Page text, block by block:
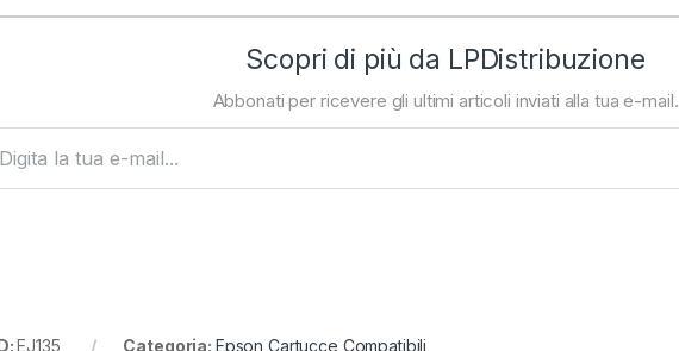
Scopri di più da LPDistribuzione
Abbonati per ricevere gli ultimi articoli inviati alla tua e-mail.
EJ135 Categoria: Epson Cartucce Compatibili